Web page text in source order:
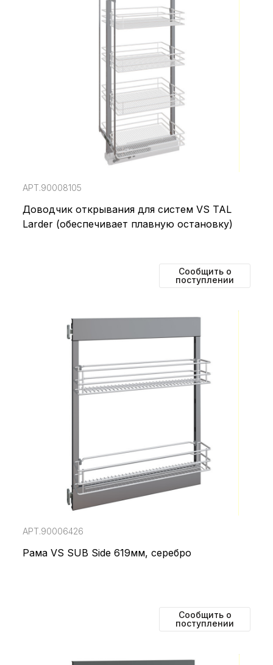
АРТ.90008105
Доводчик открывания для систем VS TAL
Larder (обеспечивает плавную остановку)
Сообщить о
поступлении
АРТ.90006426
Рама VS SUB Side 619мм, серебро
Сообщить о
поступлении